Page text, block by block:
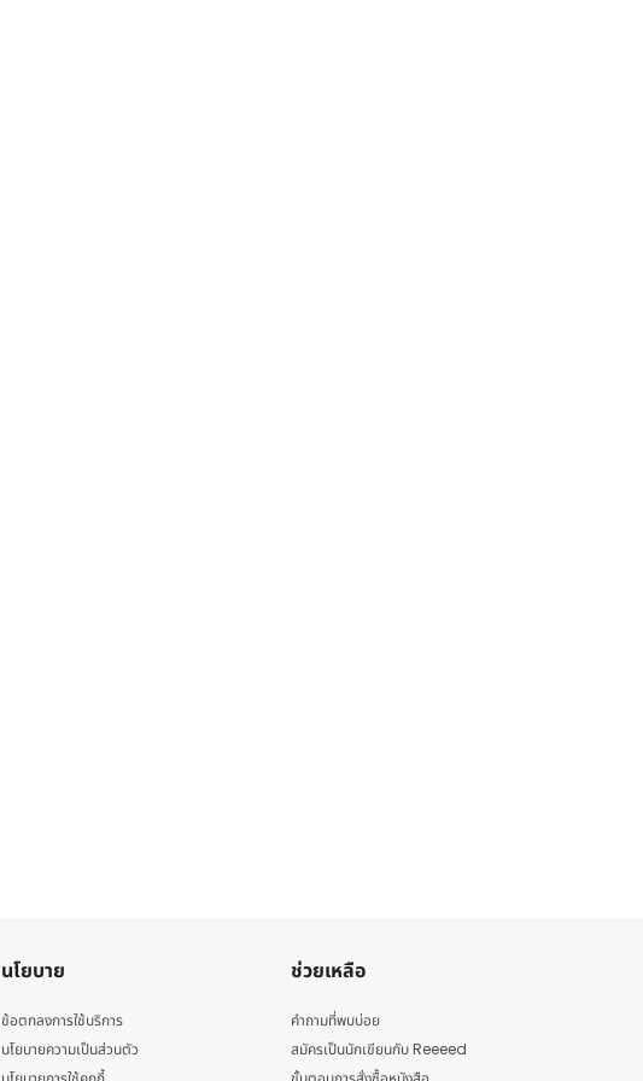
นโยบาย
ข้อตกลงการใช้บริการ
นโยบายความเป็นส่วนตัว
ช่วยเหลือ
คำถามที่พบบ่อย
สมัครเป็นนักเขียนกับ Reeeed